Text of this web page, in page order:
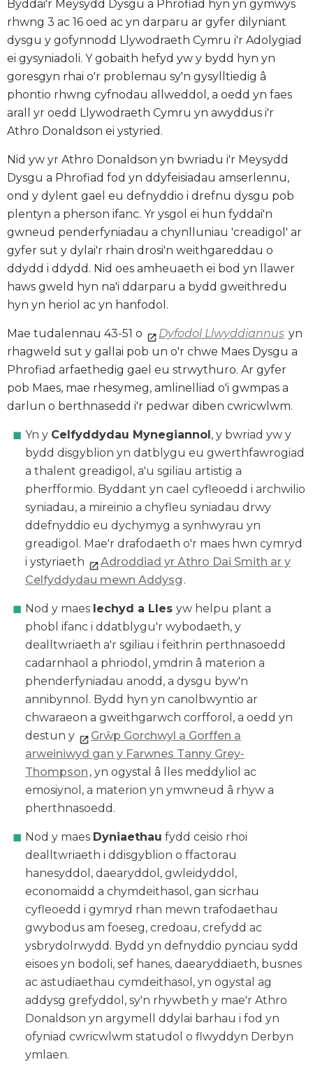
Byddai'r Meysydd Dysgu a Phrofiad hyn yn gymwys
rhwng 3 ac 16 oed ac yn darparu ar gyfer dilyniant
dysgu y gofynnodd Llywodraeth Cymru i'r Adolygiad
ei gysyniadoli. Y gobaith hefyd yw y bydd hyn yn
goresgyn rhai o'r problemau sy'n gysylltiedig â
phontio rhwng cyfnodau allweddol, a oedd yn faes
arall yr oedd Llywodraeth Cymru yn awyddus i'r
Athro Donaldson ei ystyried.
Nid yw yr Athro Donaldson yn bwriadu i'r Meysydd
Dysgu a Phrofiad fod yn ddyfeisiadau amserlennu,
ond y dylent gael eu defnyddio i drefnu dysgu pob
plentyn a pherson ifanc. Yr ysgol ei hun fyddai'n
gwneud penderfyniadau a chynlluniau 'creadigol' ar
gyfer sut y dylai'r rhain drosi'n weithgareddau o
ddydd i ddydd. Nid oes amheuaeth ei bod yn llawer
haws gweld hyn na'i ddarparu a bydd gweithredu
hyn yn heriol ac yn hanfodol.
Mae tudalennau 43-51 o Dyfodol Llwyddiannus yn
rhagweld sut y gallai pob un o'r chwe Maes Dysgu a
Phrofiad arfaethedig gael eu strwythuro. Ar gyfer
pob Maes, mae rhesymeg, amlinelliad o'i gwmpas a
darlun o berthnasedd i'r pedwar diben cwricwlwm.
Yn y Celfyddydau Mynegiannol, y bwriad yw y
bydd disgyblion yn datblygu eu gwerthfawrogiad
a thalent greadigol, a'u sgiliau artistig a
pherfformio. Byddant yn cael cyfleoedd i archwilio
syniadau, a mireinio a chyfleu syniadau drwy
ddefnyddio eu dychymyg a synhwyrau yn
greadigol. Mae'r drafodaeth o'r maes hwn cymryd
i ystyriaeth
Adroddiad yr Athro Dai Smith ar y
Celfyddydau mewn Addysg .
Nod y maes Iechyd a Llesyw helpu plant a
phobl ifanc i ddatblygu'r wybodaeth, y
dealltwriaeth a'r sgiliau i feithrin perthnasoedd
cadarnhaol a phriodol, ymdrin â materion a
phenderfyniadau anodd, a dysgu byw'n
annibynnol. Bydd hyn yn canolbwyntio ar
chwaraeon a gweithgarwch corfforol, a oedd yn
destun y
Grŵp Gorchwyl a Gorffen a
arweiniwyd gan y Farwnes Tanny Grey-
Thompson , yn ogystal â lles meddyliol ac
emosiynol, a materion yn ymwneud â rhyw a
pherthnasoedd.
Nod y maes Dyniaethau fydd ceisio rhoi
dealltwriaeth i ddisgyblion o ffactorau
hanesyddol, daearyddol, gwleidyddol,
economaidd a chymdeithasol, gan sicrhau
cyfleoedd i gymryd rhan mewn trafodaethau
gwybodus am foeseg, credoau, crefydd ac
ysbrydolrwydd. Bydd yn defnyddio pynciau sydd
eisoes yn bodoli, sef hanes, daearyddiaeth, busnes
ac astudiaethau cymdeithasol, yn ogystal ag
addysg grefyddol, sy'n rhywbeth y mae'r Athro
Donaldson yn argymell ddylai barhau i fod yn
ofyniad cwricwlwm statudol o flwyddyn Derbyn
ymlaen.